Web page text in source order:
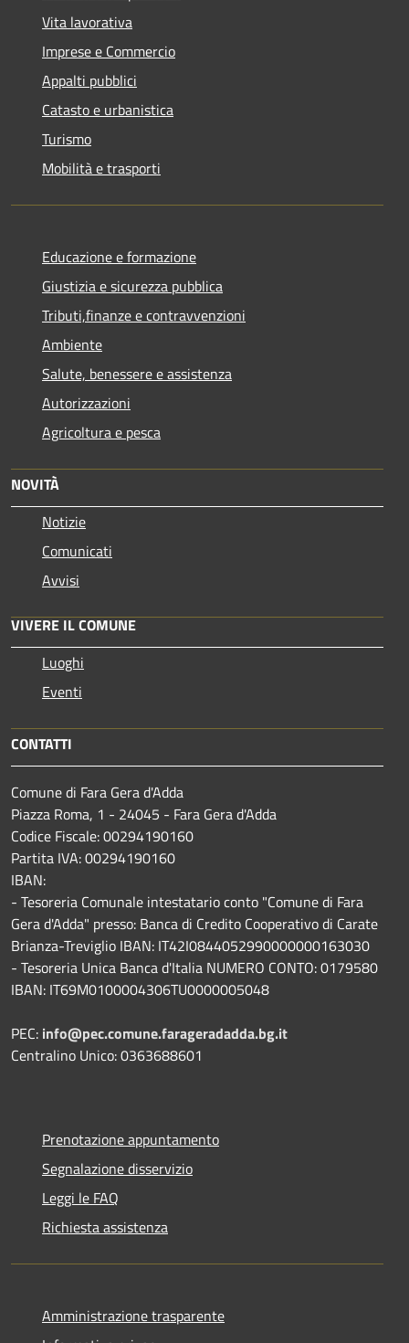
Vita lavorativa
Imprese e Commercio
Appalti pubblici
Catasto e urbanistica
Turismo
Mobilità e trasporti
Educazione e formazione
Giustizia e sicurezza pubblica
Tributi,finanze e contravvenzioni
Ambiente
Salute, benessere e assistenza
Autorizzazioni
Agricoltura e pesca
NOVITÀ
Notizie
Comunicati
Avvisi
VIVERE IL COMUNE
Luoghi
Eventi
CONTATTI
Comune di Fara Gera d'Adda
Piazza Roma, 1 - 24045 - Fara Gera d'Adda
Codice Fiscale: 00294190160
Partita IVA: 00294190160
IBAN:
- Tesoreria Comunale intestatario conto "Comune di Fara
Gera d'Adda" presso: Banca di Credito Cooperativo di Carate
Brianza-Treviglio IBAN: IT42I0844052990000000163030
- Tesoreria Unica Banca d'Italia NUMERO CONTO: 0179580
IBAN: IT69M0100004306TU0000005048
PEC: info@pec.comune.farageradadda.bg.it
Centralino Unico: 0363688601
Prenotazione appuntamento
Segnalazione disservizio
Leggi le FAQ
Richiesta assistenza
Amministrazione trasparente